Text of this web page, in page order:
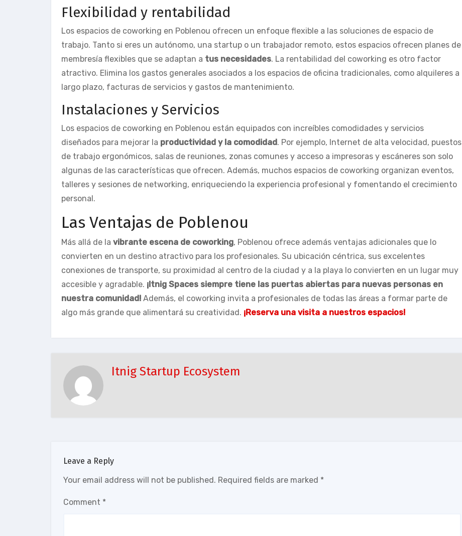
Flexibilidad y rentabilidad
Los espacios de coworking en Poblenou ofrecen un enfoque flexible a las soluciones de espacio de
trabajo. Tanto si eres un autónomo, una startup o un trabajador remoto, estos espacios ofrecen planes de
membresía flexibles que se adaptan a tus necesidades. La rentabilidad del coworking es otro factor
atractivo. Elimina los gastos generales asociados a los espacios de oficina tradicionales, como alquileres a
largo plazo, facturas de servicios y gastos de mantenimiento.
Instalaciones y Servicios
Los espacios de coworking en Poblenou están equipados con increíbles comodidades y servicios
diseñados para mejorar la productividad y la comodidad . Por ejemplo, Internet de alta velocidad, puestos
de trabajo ergonómicos, salas de reuniones, zonas comunes y acceso a impresoras y escáneres son solo
algunas de las características que ofrecen. Además, muchos espacios de coworking organizan eventos,
talleres y sesiones de networking, enriqueciendo la experiencia profesional y fomentando el crecimiento
personal.
Las Ventajas de Poblenou
Más allá de la vibrante escena de coworking, Poblenou ofrece además ventajas adicionales que lo
convierten en un destino atractivo para los profesionales. Su ubicación céntrica, sus excelentes
conexiones de transporte, su proximidad al centro de la ciudad y a la playa lo convierten en un lugar muy
accesible y agradable. ¡Itnig Spaces siempre tiene las puertas abiertas para nuevas personas en
nuestra comunidad! Además, el coworking invita a profesionales de todas las áreas a formar parte de
algo más grande que alimentará su creatividad. ¡Reserva una visita a nuestros espacios!
Itnig Startup Ecosystem
Leave a Reply
Your email address will not be published. Required fields are marked *
Comment *